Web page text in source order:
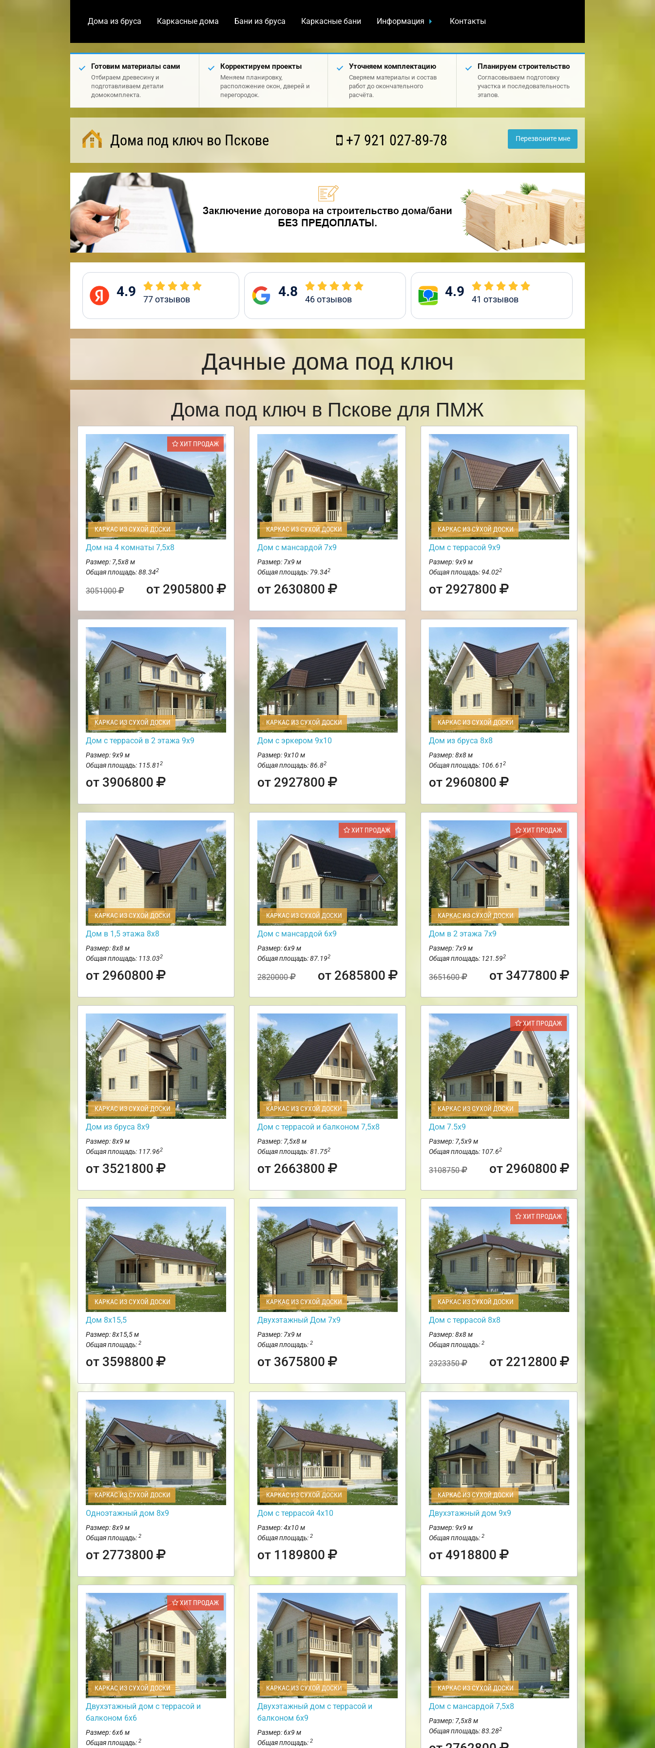
Дома из бруса Каркасные дома Бани из бруса Каркасные бани Информация Контакты
Готовим материалы сами
Отбираем древесину и
подготавливаем детали
домокомплекта.
Корректируем проекты
Меняем планировку,
расположение окон, дверей и
перегородок.
Уточняем комплектацию
Сверяем материалы и состав
работ до окончательного
расчёта.
Планируем строительство
Согласовываем подготовку
участка и последовательность
этапов.
Дома под ключ во Пскове +7 921 027-89-78 Перезвоните мне
4.9 77отзывов 4.8 46отзывов 4.9 41 отзывов
Дачные дома под ключ
Дома под ключ в Пскове для ПМЖ
ХИТ ПРОДАЖ
КАРКАС ИЗ СУХОЙ ДОСКИ
Дом на 4 комнаты 7,5х8
Размер: 7,5х8 м
Общая площадь: 88.342
3051000 от 2905800
КАРКАС ИЗ СУХОЙ ДОСКИ
Дом с мансардой 7х9
Размер: 7х9 м
Общая площадь: 79.342
от 2630800
КАРКАС ИЗ СУХОЙ ДОСКИ
Дом с террасой 9х9
Размер: 9х9 м
Общая площадь: 94.022
от 2927800
КАРКАС ИЗ СУХОЙ ДОСКИ
Дом с террасой в 2 этажа 9х9
Размер: 9х9 м
Общая площадь: 115.812
от 3906800
КАРКАС ИЗ СУХОЙ ДОСКИ
Дом с эркером 9х10
Размер: 9х10 м
Общая площадь: 86.82
от 2927800
КАРКАС ИЗ СУХОЙ ДОСКИ
Дом из бруса 8х8
Размер: 8х8 м
Общая площадь: 106.612
от 2960800
КАРКАС ИЗ СУХОЙ ДОСКИ
Дом в 1,5 этажа 8х8
Размер: 8х8 м
Общая площадь: 113.032
от 2960800
ХИТ ПРОДАЖ
КАРКАС ИЗ СУХОЙ ДОСКИ
Дом с мансардой 6х9
Размер: 6х9 м
Общая площадь: 87.192
2820000 от 2685800
ХИТ ПРОДАЖ
КАРКАС ИЗ СУХОЙ ДОСКИ
Дом в 2 этажа 7х9
Размер: 7х9 м
Общая площадь: 121.592
3651600 от 3477800
КАРКАС ИЗ СУХОЙ ДОСКИ
Дом из бруса 8х9
Размер: 8х9 м
Общая площадь: 117.962
от 3521800
КАРКАС ИЗ СУХОЙ ДОСКИ
Дом с террасой и балконом 7,5х8
Размер: 7,5х8 м
Общая площадь: 81.752
от 2663800
ХИТ ПРОДАЖ
КАРКАС ИЗ СУХОЙ ДОСКИ
Дом 7.5х9
Размер: 7,5х9 м
Общая площадь: 107.62
3108750 от 2960800
КАРКАС ИЗ СУХОЙ ДОСКИ
Дом 8х15,5
Размер: 8х15,5 м
Общая площадь: 2
от 3598800
КАРКАС ИЗ СУХОЙ ДОСКИ
Двухэтажный Дом 7х9
Размер: 7х9 м
Общая площадь: 2
от 3675800
ХИТ ПРОДАЖ
КАРКАС ИЗ СУХОЙ ДОСКИ
Дом с террасой 8х8
Размер: 8х8 м
Общая площадь: 2
2323350 от 2212800
КАРКАС ИЗ СУХОЙ ДОСКИ
Одноэтажный дом 8х9
Размер: 8х9 м
Общая площадь: 2
от 2773800
КАРКАС ИЗ СУХОЙ ДОСКИ
Дом с террасой 4х10
Размер: 4х10 м
Общая площадь: 2
от 1189800
КАРКАС ИЗ СУХОЙ ДОСКИ
Двухэтажный дом 9х9
Размер: 9х9 м
Общая площадь: 2
от 4918800
ХИТ ПРОДАЖ
КАРКАС ИЗ СУХОЙ ДОСКИ
Двухэтажный дом с террасой и
балконом 6х6
Размер: 6х6 м
Общая площадь: 2
КАРКАС ИЗ СУХОЙ ДОСКИ
Двухэтажный дом с террасой и
балконом 6х9
Размер: 6х9 м
Общая площадь: 2
КАРКАС ИЗ СУХОЙ ДОСКИ
Дом с мансардой 7,5х8
Размер: 7,5х8 м
Общая площадь: 83.282